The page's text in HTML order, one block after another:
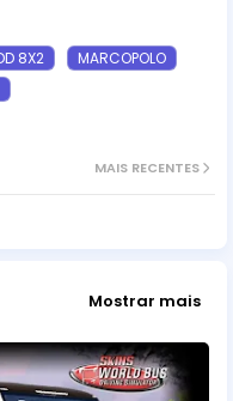
8X2
MARCOPOLO
MAIS RECENTES
Mostrar mais